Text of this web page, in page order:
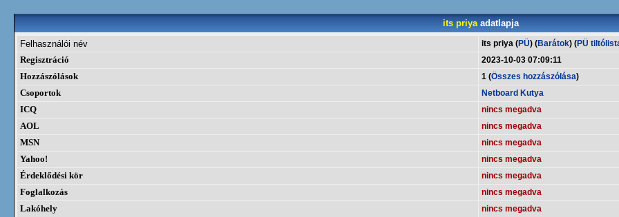
its priyaadatlapja
Felhasználói név
its priya (PÜ) (Barátok) (PÜ
Regisztráció
2023-10-03 07:09:11
Hozzászólások
1 (Összes hozzászólása)
Csoportok
Netboard Kutya
ICQ
nincs megadva
AOL
nincs megadva
MSN
nincs megadva
Yahoo!
nincs megadva
Érdeklődési kör
nincs megadva
Foglalkozás
nincs megadva
Lakóhely
nincs megadva